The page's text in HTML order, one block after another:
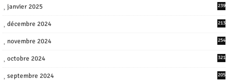
janvier 2025 239
décembre 2024 213
novembre 2024 254
octobre 2024 321
septembre 2024 205